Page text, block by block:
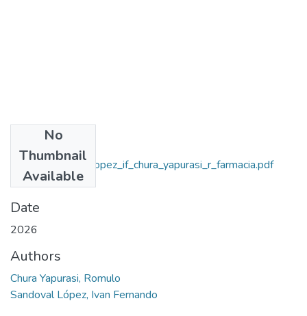
No
Thumbnail
Available
2026_sandoval_lopez_if_chura_yapurasi_r_farmacia.pdf
(5.09 MB)
Date
2026
Authors
Chura Yapurasi, Romulo
Sandoval López, Ivan Fernando